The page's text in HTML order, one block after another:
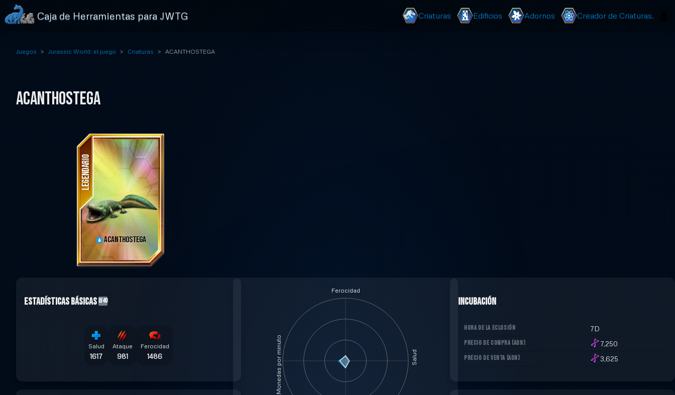
Caja de Herramientas para JWTG Criaturas Edificios Adornos Creador de Criaturas.
Juegos Jurassic World: el juego Criaturas ACANTHOSTEGA
ACANTHOSTEGA
LEGENDARIO
ACANTHOSTEGA
Estadísticas Básicas LV40
Salud
1617
Ataque
981
Ferocidad
1486
Ferocidad
Salud
Monedas por minuto
Incubación
HORA DE LA ECLOSIÓN 7D
PRECIO DE COMPRA (ADN) 7,250
PRECIO DE VENTA (ADN) 3,625